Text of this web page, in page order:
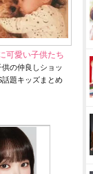
可愛い子供たち
の仲良しショッ
話題キッズまとめ